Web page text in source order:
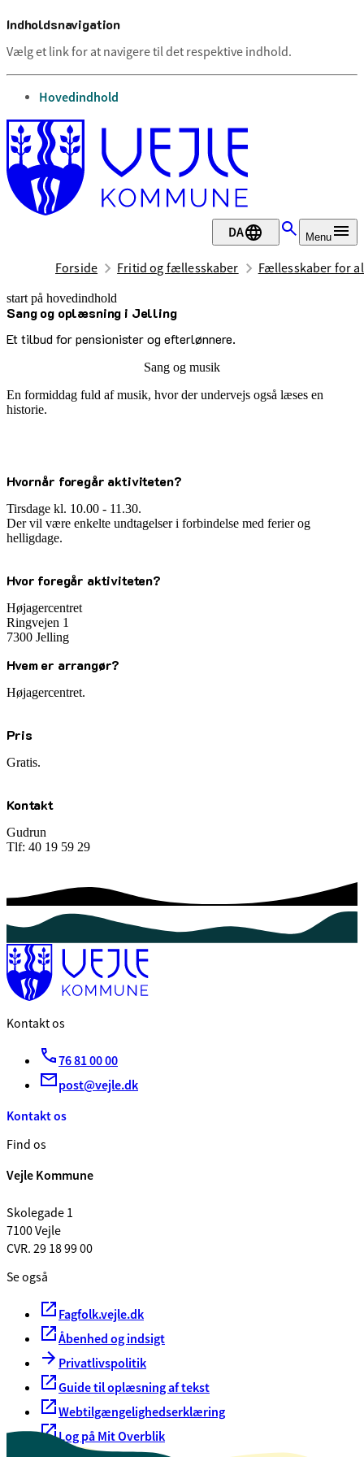
Indholdsnavigation
Vælg et link for at navigere til det respektive indhold.
gå til
Hovedindhold
DA Menu
Forside Fritid og fællesskaber Fællesskaber for
start på hovedindhold
Sang og oplæsning i Jelling
Et tilbud for pensionister og efterlønnere.
senest opdateret 1. juli 2026
Sang og musik
En formiddag fuld af musik, hvor der undervejs også læses en
historie.
Hvornår foregår aktiviteten?
Tirsdage kl. 10.00 - 11.30.
Der vil være enkelte undtagelser i forbindelse med ferier og
helligdage.
Hvor foregår aktiviteten?
Højagercentret
Ringvejen 1
7300 Jelling
Hvem er arrangør?
Højagercentret.
Pris
Gratis.
Kontakt
Gudrun
Tlf: 40 19 59 29
Kontakt os
76 81 00 00
post@vejle.dk
Kontakt os
Find os
Vejle Kommune
Skolegade 1
7100 Vejle
CVR. 29 18 99 00
Se også
Fagfolk.vejle.dk
Åbenhed og indsigt
Privatlivspolitik
Guide til oplæsning af tekst
Webtilgængelighedserklæring
Log på Mit Overblik